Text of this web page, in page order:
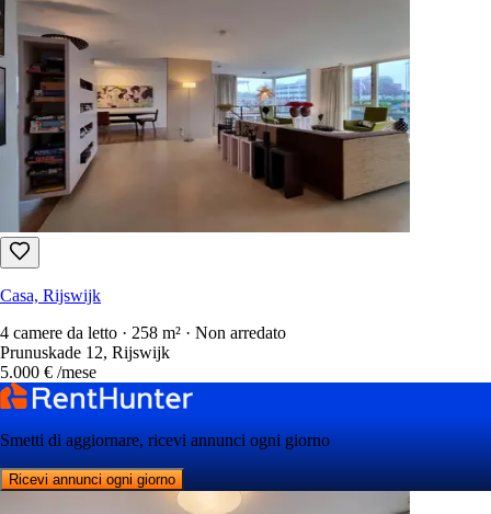
Casa, Rijswijk
4 camere da letto · 258 m² · Non arredato
Prunuskade 12, Rijswijk
5.000 € /mese
Smetti di aggiornare, ricevi annunci ogni giorno
Ricevi annunci ogni giorno